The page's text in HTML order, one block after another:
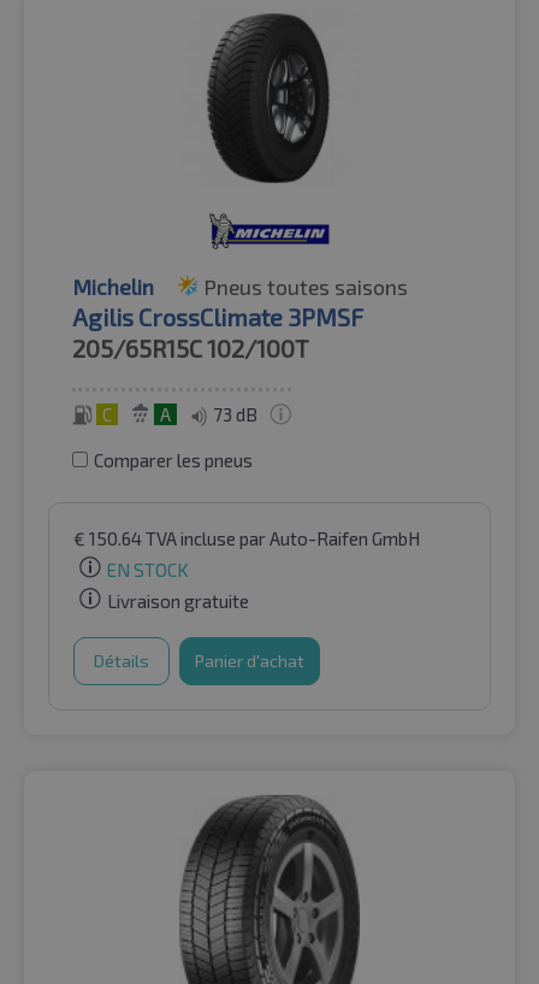
Michelin Pneus toutes saisons
Agilis CrossClimate 3PMSF
205/65R15C102/100T
C A 73 dB
Comparer les pneus
€ 150.64TVA incluse par Auto-Raifen GmbH
EN STOCK
Livraison gratuite
Détails Panier d'achat